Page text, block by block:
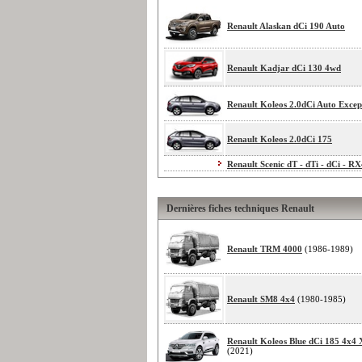
Renault Alaskan dCi 190 Auto
Renault Kadjar dCi 130 4wd
Renault Koleos 2.0dCi Auto
Renault Koleos 2.0dCi 175
Renault Scenic dT - dTi - dCi -
Dernières fiches techniques Renault
Renault TRM 4000 (1986-1989)
Renault SM8 4x4 (1980-1985)
Renault Koleos Blue dCi 185 4x4
(2021)